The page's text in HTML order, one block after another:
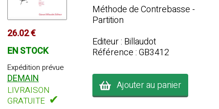
26.02 €
EN STOCK
Expédition prévue
DEMAIN
LIVRAISON
GRATUITE ✔
Méthode de Contrebasse -
Partition
Editeur : Billaudot
Référence : GB3412
Ajouter au panier